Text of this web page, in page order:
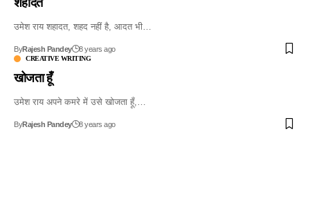
उमेश राय शहादत, शहद नहीं है, आदत भी…
ByRajesh Pandey 8 years ago
CREATIVE WRITING
खोजता हूँ
उमेश राय अपने कमरे में उसे खोजता हूँ,…
ByRajesh Pandey 8 years ago